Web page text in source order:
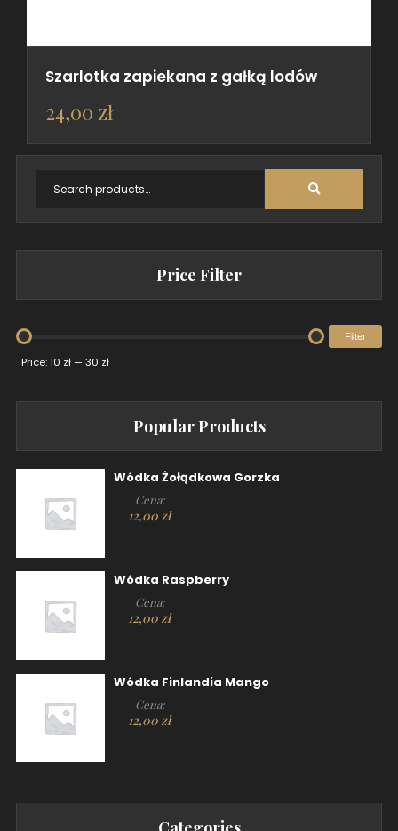
Szarlotka zapiekana z gałką lodów
24,00 zł
Price Filter
Filter
Price:10 zł—30 zł
Popular Products
Wódka Żołądkowa Gorzka
Cena:
12,00 zł
Wódka Raspberry
Cena:
12,00 zł
Wódka Finlandia Mango
Cena:
12,00 zł